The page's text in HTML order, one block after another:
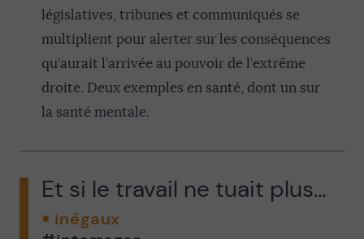
législatives, tribunes et communiqués se
multiplient pour alerter sur les conséquences
qu’aurait l’arrivée au pouvoir de l’extrême
droite. Deux exemples en santé, dont un sur
la santé mentale.
Et si le travail ne tuait plus…
inégaux